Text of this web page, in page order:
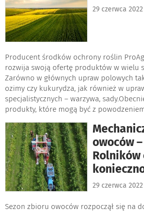
29 czerwca 2022
Producent środków ochrony roślin
rozwija swoją ofertę produktów w wielu
Zarówno w głównych upraw polowych
ozimy czy kukurydza, jak również w
specjalistycznych – warzywa,
produkty, które mogą być z
owoców
Rolników
29 czerwca 2022
Sezon zbioru owoców rozpoczął się na